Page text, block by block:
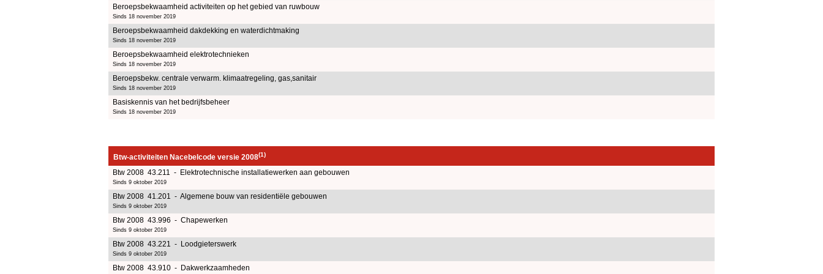
Beroepsbekwaamheid activiteiten op het gebied van ruwbouw
Sinds 18 november 2019
Beroepsbekwaamheid dakdekking en waterdichtmaking
Sinds 18 november 2019
Beroepsbekwaamheid elektrotechnieken
Sinds 18 november 2019
Beroepsbekw. centrale verwarm. klimaatregeling, gas,sanitair
Sinds 18 november 2019
Basiskennis van het bedrijfsbeheer
Sinds 18 november 2019
Btw-activiteiten Nacebelcode versie 2008(1)
Btw 2008 43.211 - Elektrotechnische installatiewerken aan gebouwen
Sinds 9 oktober 2019
Btw 2008 41.201 - Algemene bouw van residentiële gebouwen
Sinds 9 oktober 2019
Btw 2008 43.996 - Chapewerken
Sinds 9 oktober 2019
Btw 2008 43.221 - Loodgieterswerk
Sinds 9 oktober 2019
Btw 2008 43.910 - Dakwerkzaamheden